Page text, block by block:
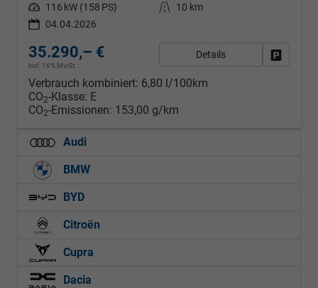
Leistung 116 kW (158 PS) Kilometerstand
10 km
04.04.2026
35.290,– €
incl. 19% MwSt.
Details
Verbrauch kombiniert: 6,80 l/100km
CO2-Klasse: E
CO2-Emissionen: 153,00 g/km
Audi
BMW
BYD
Citroën
Cupra
Dacia